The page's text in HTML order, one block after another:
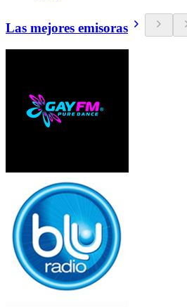
Las mejores emisoras